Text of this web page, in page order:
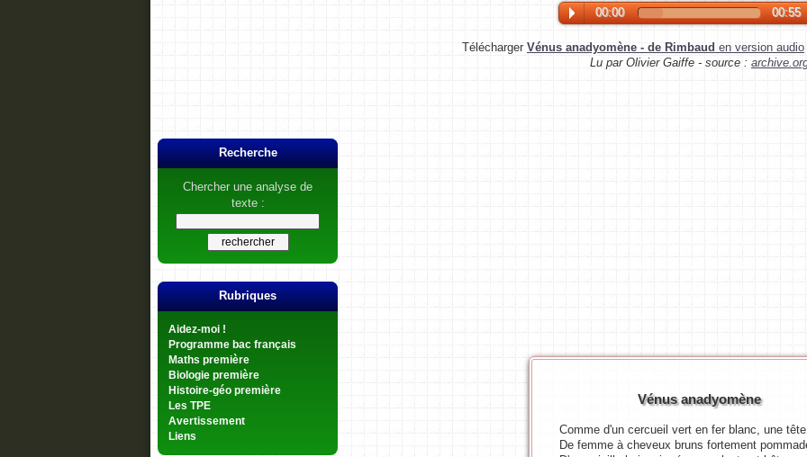
Recherche
Chercher une analyse de
texte :
Rubriques
Aidez-moi !
Programme bac français
Maths première
Biologie première
Histoire-géo première
Les TPE
Avertissement
Liens
00:00 00:55
Télécharger Vénus anadyomène - de Rimbaud en version audio
Lu par Olivier Gaiffe - source :
Vénus anadyomène
Comme d'un cercueil vert en fer blanc, une tête
De femme à cheveux bruns fortement